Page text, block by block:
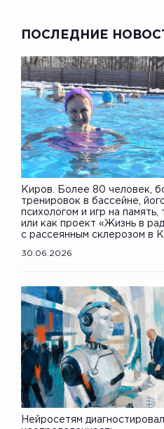
ПОСЛЕДНИЕ
Киров. Более 80 человек,
тренировок в бассейне,
психологом и игр на память,
или как проект «Жизнь в
с рассеянным склерозом в
30.06.2026
Нейросетям